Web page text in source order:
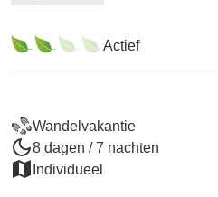
Wandelvakantie
8 dagen / 7 nachten
Individueel
Actief